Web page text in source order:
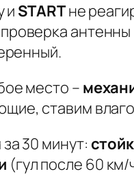
иSTARTне
место –
ставим
30 минут:
(гул после 60